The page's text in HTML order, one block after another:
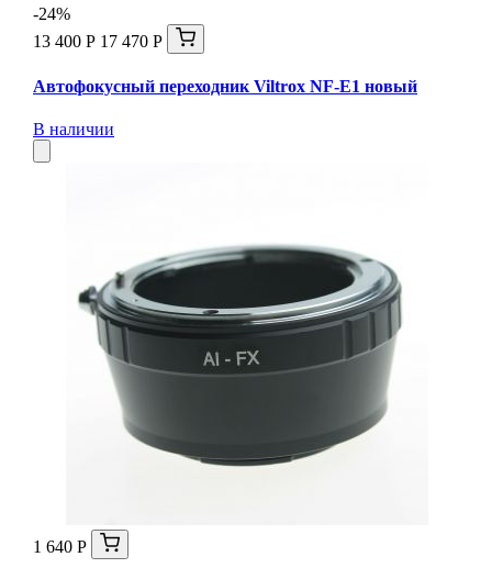
-24%
13 400 Р 17 470 Р
Автофокусный переходник Viltrox NF-E1 новый
В наличии
1 640 Р